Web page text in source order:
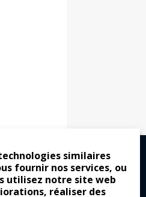
similaires
fournir nos services, ou
utilisez notre site web
réaliser des